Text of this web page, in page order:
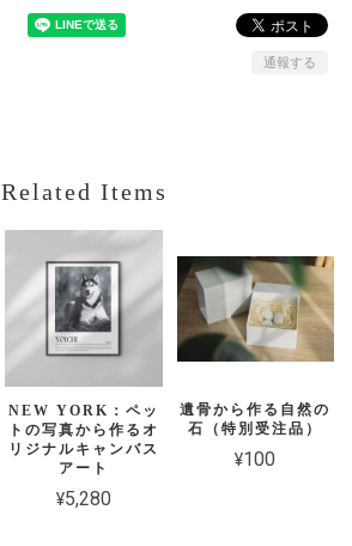
通報する
Related Items
NEW YORK：ペッ
トの写真から作るオ
リジナルキャンバス
アート
¥5,280
遺骨から作る自然の
石（特別受注品）
¥100